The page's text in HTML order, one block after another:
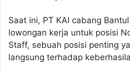
Saat ini, PT KAI cabang
lowongan kerja untuk posisi
Staff, sebuah posisi penting
langsung terhadap